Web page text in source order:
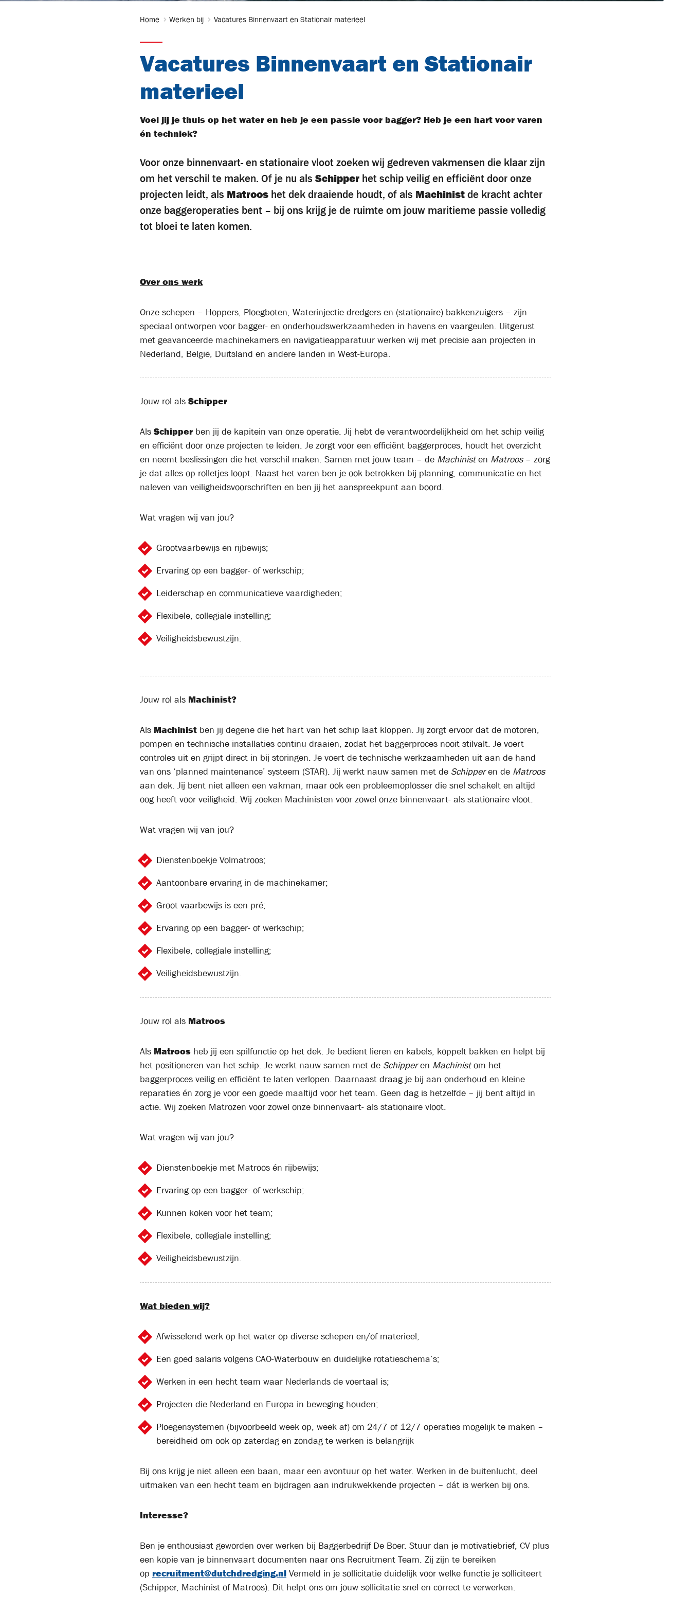
Home Werken bij Vacatures Binnenvaart en Stationair materieel
Vacatures Binnenvaart en Stationair
materieel
Voel jij je thuis op het water en heb je een passie voor bagger? Heb je een hart voor varen
én techniek?
Voor onze binnenvaart- en stationaire vloot zoeken wij gedreven vakmensen die klaar zijn
om het verschil te maken. Of je nu als Schipper het schip veilig en efficiënt door onze
projecten leidt, als Matroos het dek draaiende houdt, of als Machinist de kracht achter
onze baggeroperaties bent – bij ons krijg je de ruimte om jouw maritieme passie volledig
tot bloei te laten komen.
Over ons werk
Onze schepen – Hoppers, Ploegboten, Waterinjectie dredgers en (stationaire) bakkenzuigers – zijn
speciaal ontworpen voor bagger- en onderhoudswerkzaamheden in havens en vaargeulen. Uitgerust
met geavanceerde machinekamers en navigatieapparatuur werken wij met precisie aan projecten in
Nederland, België, Duitsland en andere landen in West-Europa.
Jouw rol als Schipper
Als Schipper ben jij de kapitein van onze operatie. Jij hebt de verantwoordelijkheid om het schip veilig
en efficiënt door onze projecten te leiden. Je zorgt voor een efficiënt baggerproces, houdt het overzicht
en neemt beslissingen die het verschil maken. Samen met jouw team – de Machinisten Matroos– zorg
je dat alles op rolletjes loopt. Naast het varen ben je ook betrokken bij planning, communicatie en het
naleven van veiligheidsvoorschriften en ben jij het aanspreekpunt aan boord.
Wat vragen wij van jou?
Grootvaarbewijs en rijbewijs;
Ervaring op een bagger- of werkschip;
Leiderschap en communicatieve vaardigheden;
Flexibele, collegiale instelling;
Veiligheidsbewustzijn.
Jouw rol als Machinist?
Als Machinist ben jij degene die het hart van het schip laat kloppen. Jij zorgt ervoor dat de motoren,
pompen en technische installaties continu draaien, zodat het baggerproces nooit stilvalt. Je voert
controles uit en grijpt direct in bij storingen. Je voert de technische werkzaamheden uit aan de hand
van ons ‘planned maintenance’ systeem (STAR). Jij werkt nauw samen met de Schipperen de Matroos
aan dek. Jij bent niet alleen een vakman, maar ook een probleemoplosser die snel schakelt en altijd
oog heeft voor veiligheid. Wij zoeken Machinisten voor zowel onze binnenvaart- als stationaire vloot.
Wat vragen wij van jou?
Dienstenboekje Volmatroos;
Aantoonbare ervaring in de machinekamer;
Groot vaarbewijs is een pré;
Ervaring op een bagger- of werkschip;
Flexibele, collegiale instelling;
Veiligheidsbewustzijn.
Jouw rol als Matroos
Als Matroos heb jij een spilfunctie op het dek. Je bedient lieren en kabels, koppelt bakken en helpt bij
het positioneren van het schip. Je werkt nauw samen met de Schipperen Machinistom het
baggerproces veilig en efficiënt te laten verlopen. Daarnaast draag je bij aan onderhoud en kleine
reparaties én zorg je voor een goede maaltijd voor het team. Geen dag is hetzelfde – jij bent altijd in
actie. Wij zoeken Matrozen voor zowel onze binnenvaart- als stationaire vloot.
Wat vragen wij van jou?
Dienstenboekje met Matroos én rijbewijs;
Ervaring op een bagger- of werkschip;
Kunnen koken voor het team;
Flexibele, collegiale instelling;
Veiligheidsbewustzijn.
Wat bieden wij?
Afwisselend werk op het water op diverse schepen en/of materieel;
Een goed salaris volgens CAO-Waterbouw en duidelijke rotatieschema’s;
Werken in een hecht team waar Nederlands de voertaal is;
Projecten die Nederland en Europa in beweging houden;
Ploegensystemen (bijvoorbeeld week op, week af) om 24/7 of 12/7 operaties mogelijk te maken –
bereidheid om ook op zaterdag en zondag te werken is belangrijk
Bij ons krijg je niet alleen een baan, maar een avontuur op het water. Werken in de buitenlucht, deel
uitmaken van een hecht team en bijdragen aan indrukwekkende projecten – dát is werken bij ons.
Interesse?
Ben je enthousiast geworden over werken bij Baggerbedrijf De Boer. Stuur dan je motivatiebrief, CV plus
een kopie van je binnenvaart documenten naar ons Recruitment Team. Zij zijn te bereiken
op recruitment@dutchdredging.nl Vermeld in je sollicitatie duidelijk voor welke functie je solliciteert
(Schipper, Machinist of Matroos). Dit helpt ons om jouw sollicitatie snel en correct te verwerken.